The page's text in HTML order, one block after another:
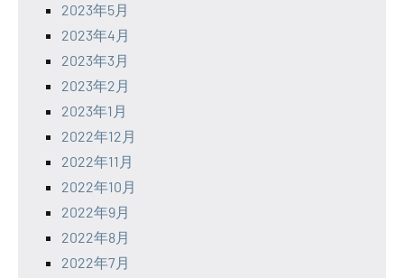
2023年5月
2023年4月
2023年3月
2023年2月
2023年1月
2022年12月
2022年11月
2022年10月
2022年9月
2022年8月
2022年7月